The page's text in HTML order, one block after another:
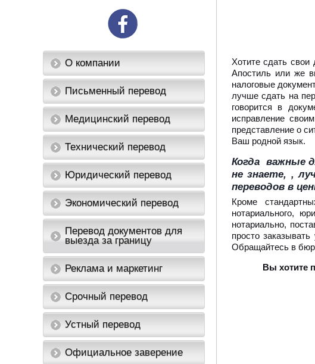
О компании
Письменный перевод
Медицинский перевод
Технический перевод
Юридический перевод
Экономический перевод
Перевод документов для
выезда за границу
Реклама и маркетинг
Срочный перевод
Устный перевод
Официальное заверение
Хотите сдать
Апостиль или же
налоговые
лучше сдать на
говорится в
исправление
представление о
Ваш родной язык.
Когда важные
не знаете, ,
переводов в
Кроме
нотариального,
нотариально,
просто
Обращайтесь в
Вы хотите